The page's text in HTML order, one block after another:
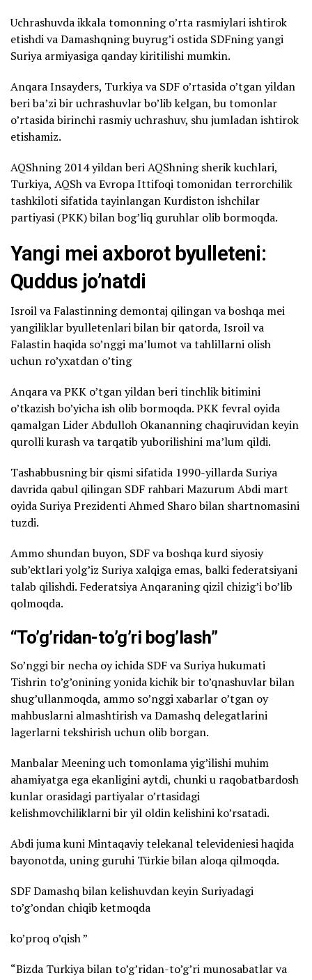
Uchrashuvda ikkala tomonning o’rta rasmiylari ishtirok
etishdi va Damashqning buyrug’i ostida SDFning yangi
Suriya armiyasiga qanday kiritilishi mumkin.
Anqara Insayders, Turkiya va SDF o’rtasida o’tgan yildan
beri ba’zi bir uchrashuvlar bo’lib kelgan, bu tomonlar
o’rtasida birinchi rasmiy uchrashuv, shu jumladan ishtirok
etishamiz.
AQShning 2014 yildan beri AQShning sherik kuchlari,
Turkiya, AQSh va Evropa Ittifoqi tomonidan terrorchilik
tashkiloti sifatida tayinlangan Kurdiston ishchilar
partiyasi (PKK) bilan bog’liq guruhlar olib bormoqda.
Yangi mei axborot byulleteni:
Quddus jo’natdi
Isroil va Falastinning demontaj qilingan va boshqa mei
yangiliklar byulletenlari bilan bir qatorda, Isroil va
Falastin haqida so’nggi ma’lumot va tahlillarni olish
uchun ro’yxatdan o’ting
Anqara va PKK o’tgan yildan beri tinchlik bitimini
o’tkazish bo’yicha ish olib bormoqda. PKK fevral oyida
qamalgan Lider Abdulloh Okananning chaqiruvidan keyin
qurolli kurash va tarqatib yuborilishini ma’lum qildi.
Tashabbusning bir qismi sifatida 1990-yillarda Suriya
davrida qabul qilingan SDF rahbari Mazurum Abdi mart
oyida Suriya Prezidenti Ahmed Sharo bilan shartnomasini
tuzdi.
Ammo shundan buyon, SDF va boshqa kurd siyosiy
sub’ektlari yolg’iz Suriya xalqiga emas, balki federatsiyani
talab qilishdi. Federatsiya Anqaraning qizil chizig’i bo’lib
qolmoqda.
“To’g’ridan-to’g’ri bog’lash”
So’nggi bir necha oy ichida SDF va Suriya hukumati
Tishrin to’g’onining yonida kichik bir to’qnashuvlar bilan
shug’ullanmoqda, ammo so’nggi xabarlar o’tgan oy
mahbuslarni almashtirish va Damashq delegatlarini
lagerlarni tekshirish uchun olib borgan.
Manbalar Meening uch tomonlama yig’ilishi muhim
ahamiyatga ega ekanligini aytdi, chunki u raqobatbardosh
kunlar orasidagi partiyalar o’rtasidagi
kelishmovchiliklarni bir yil oldin kelishini ko’rsatadi.
Abdi juma kuni Mintaqaviy telekanal televideniesi haqida
bayonotda, uning guruhi Türkie bilan aloqa qilmoqda.
SDF Damashq bilan kelishuvdan keyin Suriyadagi
to’g’ondan chiqib ketmoqda
ko’proq o’qish ”
“Bizda Turkiya bilan to’g’ridan-to’g’ri munosabatlar va